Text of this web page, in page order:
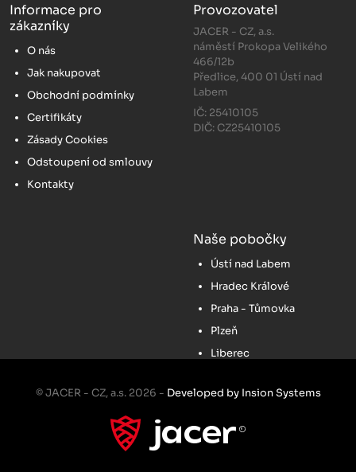
Informace pro
zákazníky
O nás
Jak nakupovat
Obchodní podmínky
Certifikáty
Zásady Cookies
Odstoupení od smlouvy
Kontakty
Provozovatel
JACER - CZ, a.s.
náměstí Prokopa Velikého
466/12b
Předlice, 400 01 Ústí nad
Labem
IČ: 25410105
DIČ: CZ25410105
Naše pobočky
Ústí nad Labem
Hradec Králové
Praha - Tůmovka
Plzeň
Liberec
© JACER - CZ, a.s. 2026 - Developed by Insion Systems